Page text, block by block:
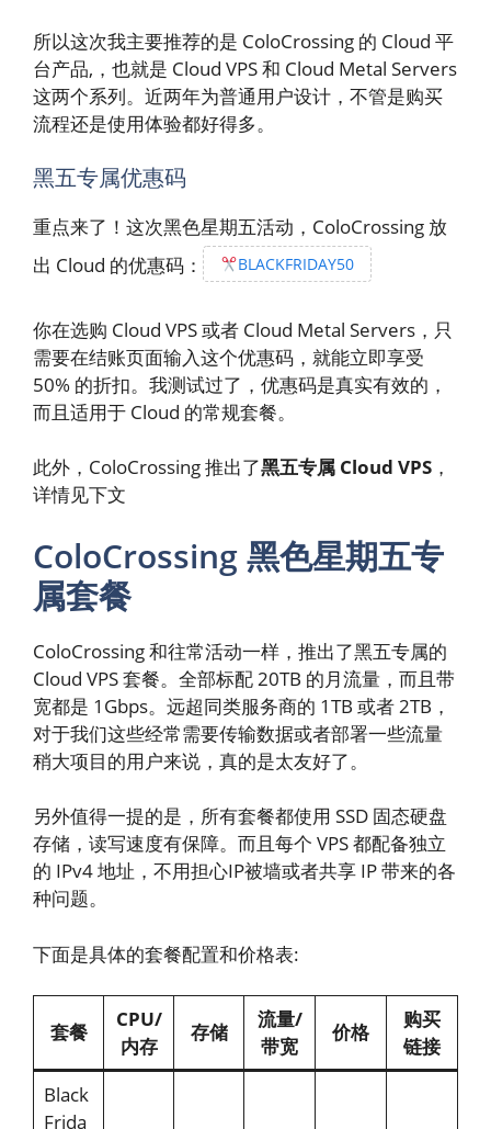
所以这次我主要推荐的是 ColoCrossing 的 Cloud 平
台产品,，也就是 Cloud VPS 和 Cloud Metal Servers
这两个系列。近两年为普通用户设计，不管是购买
流程还是使用体验都好得多。
黑五专属优惠码
重点来了！这次黑色星期五活动，ColoCrossing 放
出 Cloud 的优惠码：
BLACKFRIDAY50
你在选购 Cloud VPS 或者 Cloud Metal Servers，只
需要在结账页面输入这个优惠码，就能立即享受
50% 的折扣。我测试过了，优惠码是真实有效的，
而且适用于 Cloud 的常规套餐。
此外，ColoCrossing 推出了黑五专属 Cloud VPS ，
详情见下文
ColoCrossing 黑色星期五专
属套餐
ColoCrossing 和往常活动一样，推出了黑五专属的
Cloud VPS 套餐。全部标配 20TB 的月流量，而且带
宽都是 1Gbps。远超同类服务商的 1TB 或者 2TB，
对于我们这些经常需要传输数据或者部署一些流量
稍大项目的用户来说，真的是太友好了。
另外值得一提的是，所有套餐都使用 SSD 固态硬盘
存储，读写速度有保障。而且每个 VPS 都配备独立
的 IPv4 地址，不用担心IP被墙或者共享 IP 带来的各
种问题。
下面是具体的套餐配置和价格表:
套餐
CPU/
内存
存储
流量/
带宽
价格
购买
链接
Black
Frida